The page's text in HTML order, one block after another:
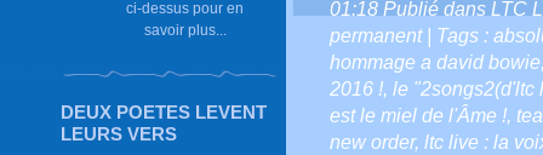
ci-dessus pour en
savoir plus...
DEUX POETES LEVENT
LEURS VERS
01:18 Publié dans LTC
permanent| Tags :
hommage a david bowie
2016 !, le "2songs2(d'ltc
est le miel de l'Âme !,
new order, ltc live : la